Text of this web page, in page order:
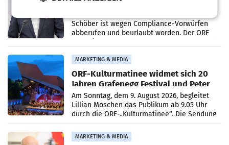
Schöber ist wegen Compliance-Vorwürfen
abberufen und beurlaubt worden. Der ORF
MARKETING & MEDIA
ORF-Kulturmatinee widmet sich 20
Jahren Grafenegg Festival und Peter
Simonischek
Am Sonntag, dem 9. August 2026, begleitet
Lillian Moschen das Publikum ab 9.05 Uhr
durch die ORF-„Kulturmatinee“. Die Sendung
startet mit der Dokumentation „20 Jahre
Grafenegg
MARKETING & MEDIA